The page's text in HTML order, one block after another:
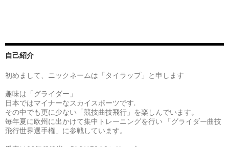
自己紹介
初めまして、ニックネームは「タイラップ」と申します
趣味は「グライダー」
日本ではマイナーなスカイスポーツです.
その中でも更に少ない「競技曲技飛行」を楽しんでいます。
毎年夏に欧州に出かけて集中トレーニングを行い 「グライダー曲技
飛行世界選手権」に参戦しています。